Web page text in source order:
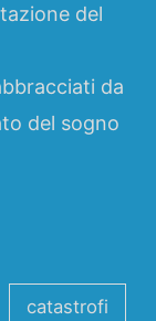
del
da
del sogno
catastrofi